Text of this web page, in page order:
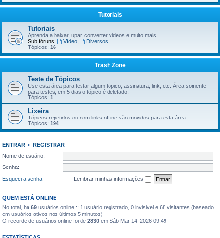
Tutoriais
Tutoriais
Aprenda a baixar, upar, converter videos e muito mais.
Sub fóruns:
Vídeo,
Diversos
Tópicos: 16
Trash Zone
Teste de Tópicos
Use esta área para testar algum tópico, assinatura, link, etc. Área somente
para testes, em 5 dias o tópico é deletado.
Tópicos: 1
Lixeira
Tópicos repetidos ou com links offline são movidos para esta área.
Tópicos: 194
ENTRAR • REGISTRAR
Nome de usuário:
Senha:
Esqueci a senha
Lembrar minhas informações
QUEM ESTÁ ONLINE
No total, há 69 usuários online :: 1 usuário registrado, 0 invisivel e 68 visitantes (baseado
em usuários ativos nos últimos 5 minutos)
O recorde de usuários online foi de 2830 em Sáb Mar 14, 2026 09:49
ESTATÍSTICAS